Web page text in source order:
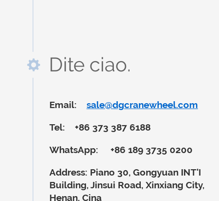
Dite ciao.
Email: sale@dgcranewheel.com
Tel: +86 373 387 6188
WhatsApp: +86 189 3735 0200
Address: Piano 30, Gongyuan INT'I
Building, Jinsui Road, Xinxiang City,
Henan, Cina